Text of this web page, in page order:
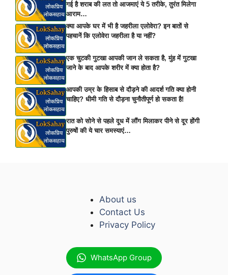
गई है शराब की लत तो आजमाएं ये 5 तरीके, तुरंत मिलेगा
आराम…
क्या आपके घर में भी है जहरीला एलोवेरा? इन बातों से
पहचानें कि एलोवेरा जहरीला है या नहीं?
एक चुटकी गुटखा आपकी जान ले सकता है, मुंह में गुटखा
जाने के बाद आपके शरीर में क्या होता है?
आपकी उम्र के हिसाब से दौड़ने की आदर्श गति क्या होनी
चाहिए? धीमी गति से दौड़ना चुनौतीपूर्ण हो सकता है!
रात को सोने से पहले दूध में लौंग मिलाकर पीने से दूर होंगी
पुरुषों की ये चार समस्याएं…
WhatsApp Group
About us
Contact Us
Privacy Policy